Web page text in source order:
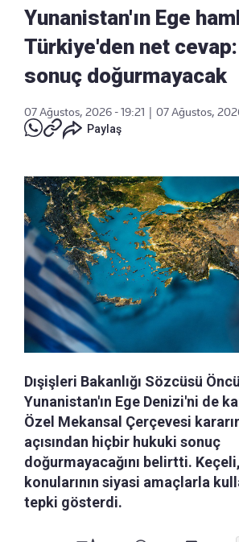
Yunanistan'ın Ege
Türkiye'den net
sonuç doğurmayacak
07 Ağustos, 2026 - 19:21
07 Ağustos,
Paylaş
Dışişleri Bakanlığı Sözcüsü
Yunanistan'ın Ege Denizi'ni de
Özel Mekansal Çerçevesi
açısından hiçbir hukuki sonuç
doğurmayacağını belirtti.
konularının siyasi amaçlarla
tepki gösterdi.